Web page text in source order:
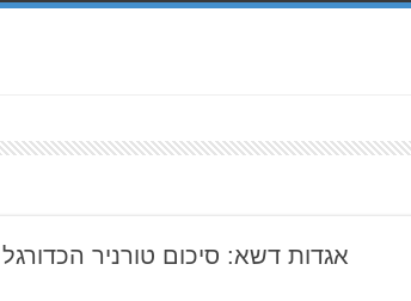
אגדות דשא: סיכום טורניר הכדורגל